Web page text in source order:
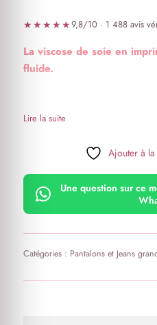
★★★★★9,8/10 · 1 488 avis
La viscose de soie en
fluide.
Taille unique convenant
Coupe ample
Lire la suite
Ajouter à
Une question sur ce
Catégories : Pantalons et Jeans